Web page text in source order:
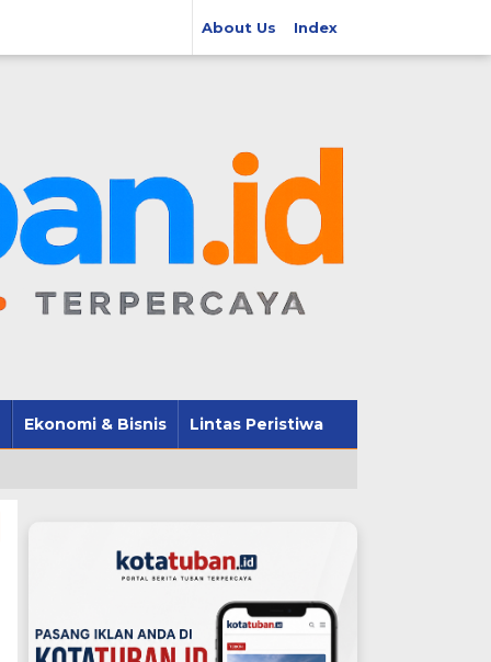
About Us Index
Ekonomi & Bisnis Lintas Peristiwa